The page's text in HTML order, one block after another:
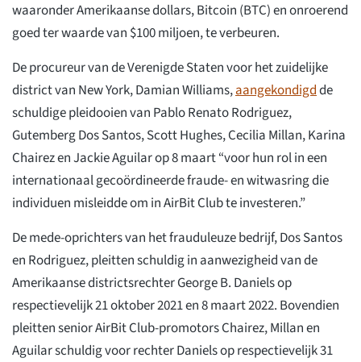
waaronder Amerikaanse dollars, Bitcoin (BTC) en onroerend
goed ter waarde van $100 miljoen, te verbeuren.
De procureur van de Verenigde Staten voor het zuidelijke
district van New York, Damian Williams,aangekondigdde
schuldige pleidooien van Pablo Renato Rodriguez,
Gutemberg Dos Santos, Scott Hughes, Cecilia Millan, Karina
Chairez en Jackie Aguilar op 8 maart “voor hun rol in een
internationaal gecoördineerde fraude- en witwasring die
individuen misleidde om in AirBit Club te investeren.”
De mede-oprichters van het frauduleuze bedrijf, Dos Santos
en Rodriguez, pleitten schuldig in aanwezigheid van de
Amerikaanse districtsrechter George B. Daniels op
respectievelijk 21 oktober 2021 en 8 maart 2022. Bovendien
pleitten senior AirBit Club-promotors Chairez, Millan en
Aguilar schuldig voor rechter Daniels op respectievelijk 31